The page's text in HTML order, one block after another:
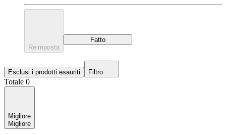
Reimposta
Fatto
Esclusi i prodotti esauriti Filtro
Totale 0
Migliore
Migliore